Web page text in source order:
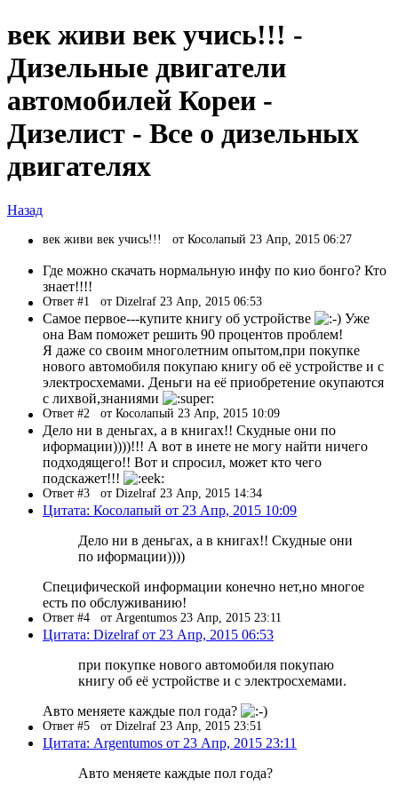
век живи век учись!!! -
Дизельные двигатели
автомобилей Кореи -
Дизелист - Все о дизельных
двигателях
Назад
век живи век учись!!! от Косолапый 23 Апр, 2015 06:27
Где можно скачать нормальную инфу по кио бонго? Кто
знает!!!!
Ответ #1 от Dizelraf 23 Апр, 2015 06:53
Самое первое---купите книгу об устройстве
Уже
она Вам поможет решить 90 процентов проблем!
Я даже со своим многолетним опытом,при покупке
нового автомобиля покупаю книгу об её устройстве и с
электросхемами. Деньги на её приобретение окупаются
с лихвой,знаниями
Ответ #2 от Косолапый 23 Апр, 2015 10:09
Дело ни в деньгах, а в книгах!! Скудные они по
иформации))))!!! А вот в инете не могу найти ничего
подходящего!! Вот и спросил, может кто чего
подскажет!!!
Ответ #3 от Dizelraf 23 Апр, 2015 14:34
Цитата: Косолапый от 23 Апр, 2015 10:09
Дело ни в деньгах, а в книгах!! Скудные они
по иформации))))
Специфической информации конечно нет,но многое
есть по обслуживанию!
Ответ #4 от Argentumos 23 Апр, 2015 23:11
Цитата: Dizelraf от 23 Апр, 2015 06:53
при покупке нового автомобиля покупаю
книгу об её устройстве и с электросхемами.
Авто меняете каждые пол года?
Ответ #5 от Dizelraf 23 Апр, 2015 23:51
Цитата: Argentumos от 23 Апр, 2015 23:11
Авто меняете каждые пол года?